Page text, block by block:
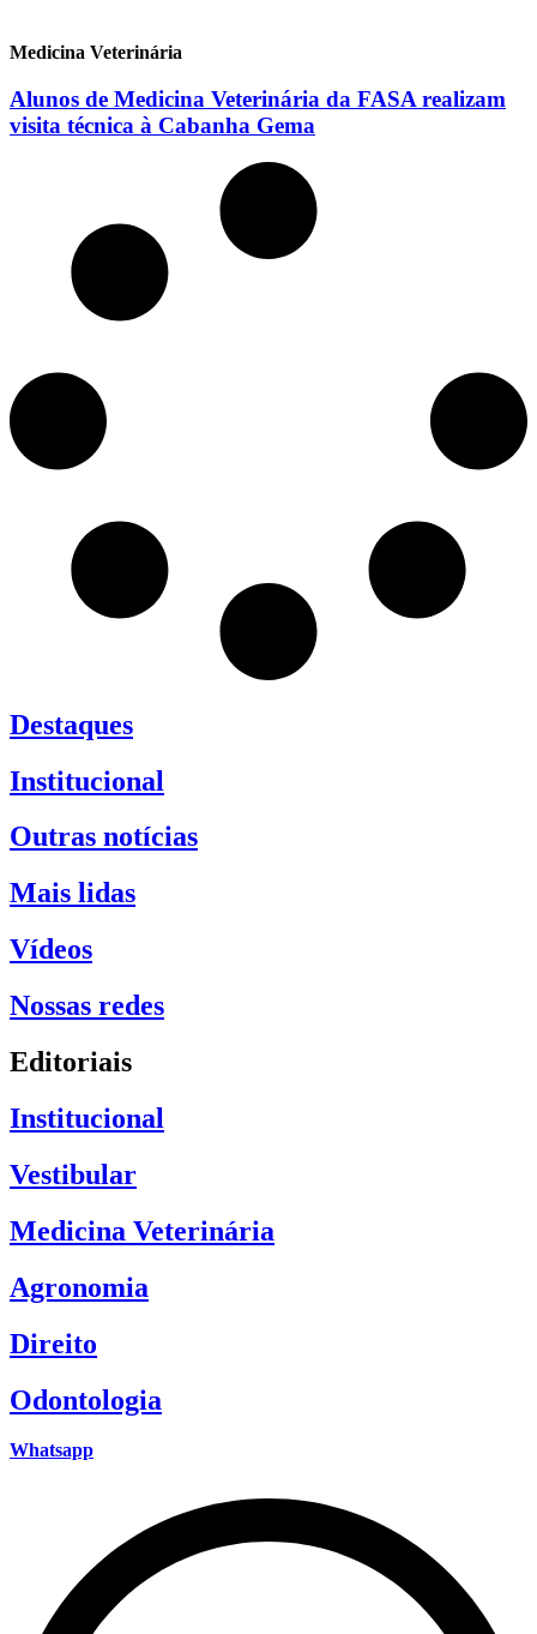
Medicina Veterinária
Alunos de Medicina Veterinária da FASA realizam
visita técnica à Cabanha Gema
Destaques
Institucional
Outras notícias
Mais lidas
Vídeos
Nossas redes
Editoriais
Institucional
Vestibular
Medicina Veterinária
Agronomia
Direito
Odontologia
Whatsapp